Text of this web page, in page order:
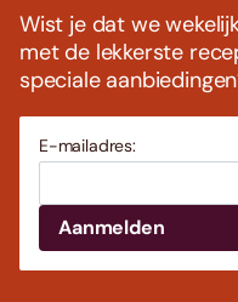
Wist je dat we
met de lekkerste
speciale
E-mailadres: